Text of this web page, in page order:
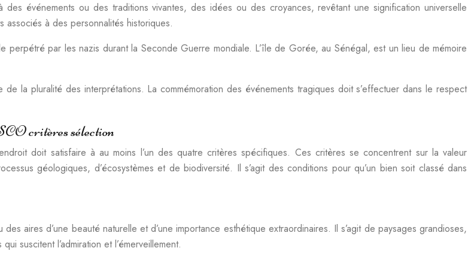
événements ou des traditions vivantes, des idées ou des croyances, revêtant une signification universelle
associés à des personnalités historiques.
par les nazis durant la Seconde Guerre mondiale. L’île de Gorée, au Sénégal, est un lieu de mémoire
la pluralité des interprétations. La commémoration des événements tragiques doit s’effectuer dans le respect
critères sélection
doit satisfaire à au moins l’un des quatre critères spécifiques. Ces critères se concentrent sur la valeur
géologiques, d’écosystèmes et de biodiversité. Il s’agit des conditions pour qu’un bien soit classé dans
aires d’une beauté naturelle et d’une importance esthétique extraordinaires. Il s’agit de paysages grandioses,
suscitent l’admiration et l’émerveillement.